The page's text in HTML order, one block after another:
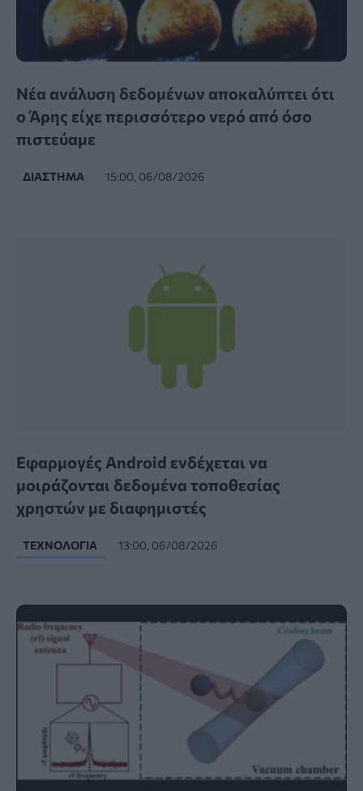
Νέα ανάλυση δεδομένων αποκαλύπτει ότι
ο Άρης είχε περισσότερο νερό από όσο
πιστεύαμε
ΔΙΆΣΤΗΜΑ 15:00, 06/08/2026
Εφαρμογές Android ενδέχεται να
μοιράζονται δεδομένα τοποθεσίας
χρηστών με διαφημιστές
ΤΕΧΝΟΛΟΓΊΑ 13:00, 06/08/2026